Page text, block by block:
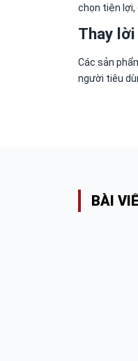
chọn tiện lợi,
Thay
Các sản
người tiêu
BÀI